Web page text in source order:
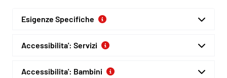
Esigenze Specifiche
Accessibilita': Servizi
Accessibilita': Bambini